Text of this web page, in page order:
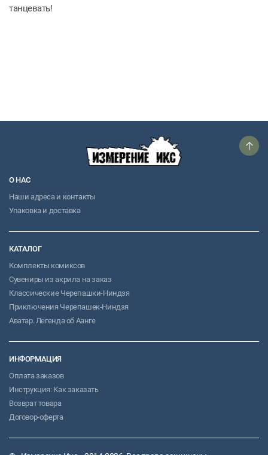
танцевать!
О НАС
Наши адреса и контакты
Упаковка и доставка
КАТАЛОГ
Комплекты комиксов
Сувениры из акрила на заказ
Классические Черепашки-Ниндзя
Приключения Черепашек-Ниндзя
Аватар. Легенда об Аанге
ИНФОРМАЦИЯ
Оплата заказов
Инструкция: Как заказать
Возврат товара
Договор-оферта